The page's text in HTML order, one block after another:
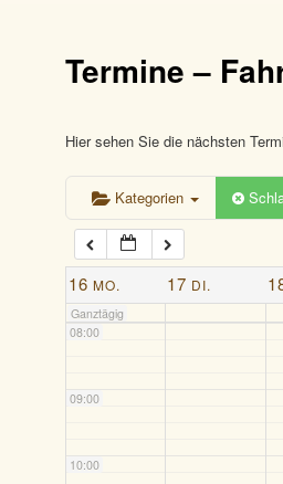
Termine –
Hier sehen Sie die nächsten
Kategorien
16 MO. 17 DI.
Ganztägig
04:00
05:00
06:00
07:00
08:00
09:00
10:00